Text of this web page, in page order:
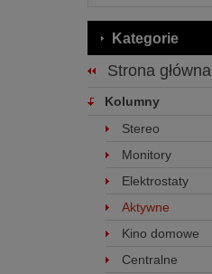
Kategorie
Strona główna
Kolumny
Stereo
Monitory
Elektrostaty
Aktywne
Kino domowe
Centralne